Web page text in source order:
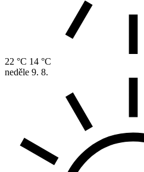
22 °C 14 °C
neděle 9. 8.